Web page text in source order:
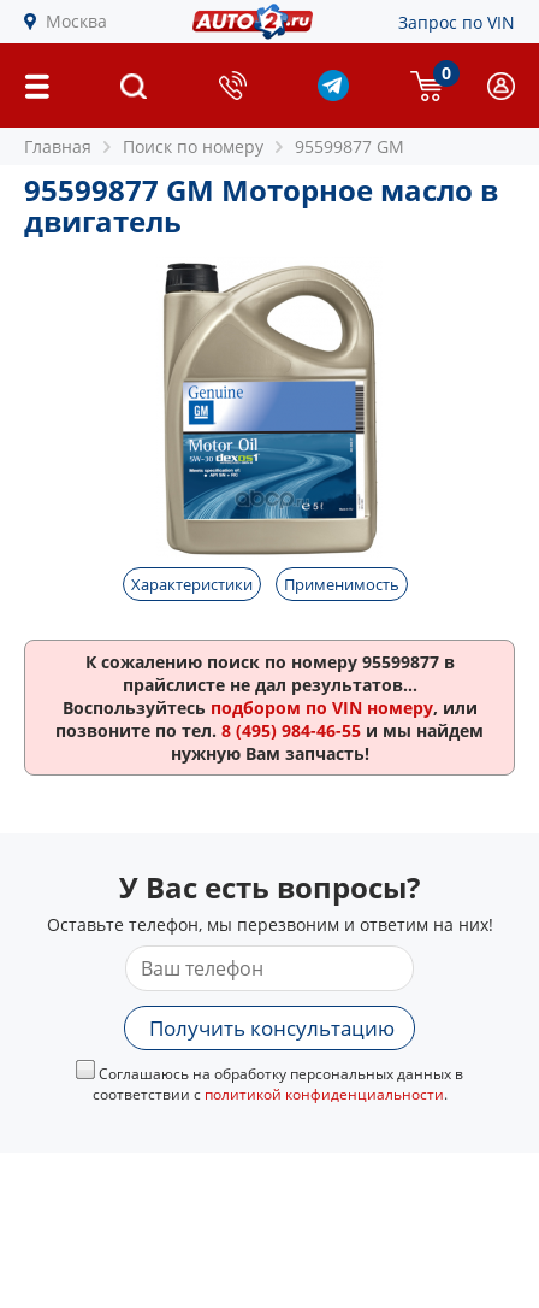
Москва Запрос по VIN
0
Главная Поиск по номеру 95599877 GM
95599877 GM Моторное масло в
двигатель
Характеристики Применимость
К сожалению поиск по номеру 95599877в
прайслисте не дал результатов...
Воспользуйтесь подбором по VIN номеру, или
позвоните по тел. 8 (495) 984-46-55 и мы найдем
нужную Вам запчасть!
У Вас есть вопросы?
Оставьте телефон, мы перезвоним и ответим на них!
Получить консультацию
Соглашаюсь на обработку персональных данных в
соответствии с политикой конфиденциальности.